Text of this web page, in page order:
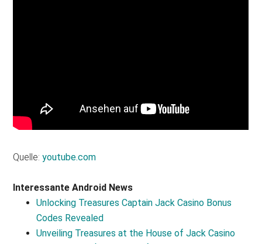
Quelle:youtube.com
Interessante Android News
Unlocking Treasures Captain Jack Casino Bonus
Codes Revealed
Unveiling Treasures at the House of Jack Casino